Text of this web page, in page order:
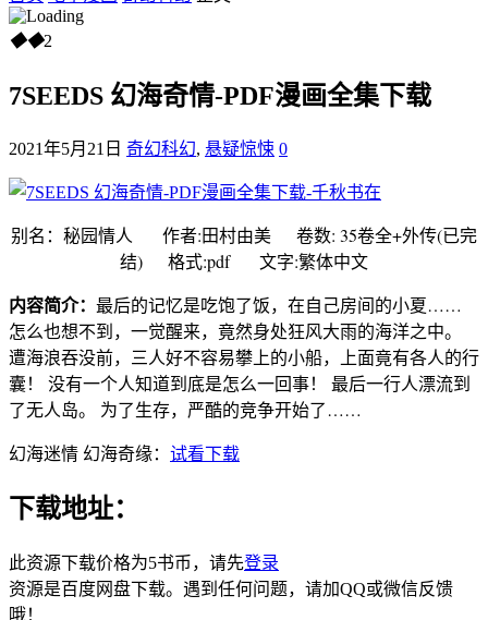
◆◆2
7SEEDS 幻海奇情-PDF漫画全集下载
2021年5月21日 奇幻科幻, 悬疑惊悚 0
别名：秘园情人 作者:田村由美 卷数: 35卷全+外传(已完
结) 格式:pdf 文字:繁体中文
内容简介： 最后的记忆是吃饱了饭，在自己房间的小夏……
怎么也想不到，一觉醒来，竟然身处狂风大雨的海洋之中。
遭海浪吞没前，三人好不容易攀上的小船，上面竟有各人的行
囊！ 没有一个人知道到底是怎么一回事！ 最后一行人漂流到
了无人岛。 为了生存，严酷的竞争开始了……
幻海迷情 幻海奇缘： 试看下载
下载地址：
此资源下载价格为5书币，请先登录
资源是百度网盘下载。遇到任何问题，请加QQ或微信反馈
哦！